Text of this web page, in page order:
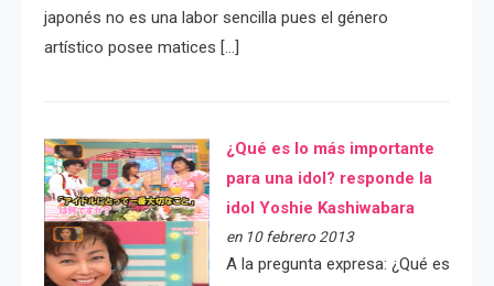
japonés no es una labor sencilla pues el género
artístico posee matices […]
¿Qué es lo más importante
para una idol? responde la
idol Yoshie Kashiwabara
en 10 febrero 2013
A la pregunta expresa: ¿Qué es